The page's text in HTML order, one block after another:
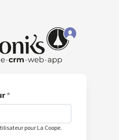
*
pour La Coope.